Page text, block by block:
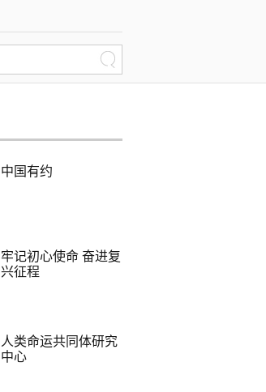
中国有约
牢记初心使命 奋进复
兴征程
人类命运共同体研究
中心